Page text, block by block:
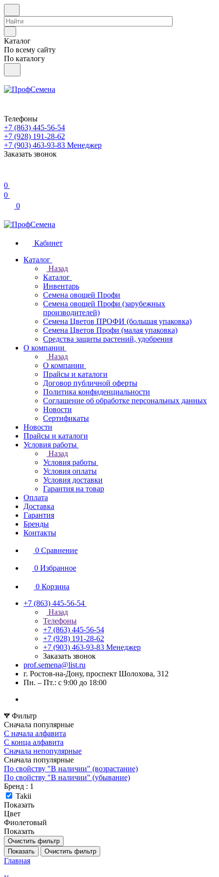
Каталог
По всему сайту
По каталогу
Телефоны
+7 (863) 445-56-54
+7 (928) 191-28-62
+7 (903) 463-93-83 Менеджер
Заказать звонок
0
0
0
Кабинет
Каталог
Назад
Каталог
Инвентарь
Семена овощей Профи
Семена овощей Профи (зарубежных
производителей)
Семена Цветов ПРОФИ (большая упаковка)
Семена Цветов Профи (малая упаковка)
Средства защиты растений, удобрения
О компании
Назад
О компании
Прайсы и каталоги
Договор публичной оферты
Политика конфиденциальности
Соглашение об обработке персональных данных
Новости
Сертификаты
Новости
Прайсы и каталоги
Условия работы
Назад
Условия работы
Условия оплаты
Условия доставки
Гарантия на товар
Оплата
Доставка
Гарантия
Бренды
Контакты
0 Сравнение
0 Избранное
0 Корзина
+7 (863) 445-56-54
Назад
Телефоны
+7 (863) 445-56-54
+7 (928) 191-28-62
+7 (903) 463-93-83 Менеджер
Заказать звонок
prof.semena@list.ru
г. Ростов-на-Дону, проспект Шолохова, 312
Пн. – Пт.: с 9:00 до 18:00
Фильтр
Сначала популярные
С начала алфавита
С конца алфавита
Сначала непопулярные
Сначала популярные
По свойству "В наличии" (возрастание)
По свойству "В наличии" (убывание)
Бренд : 1
Takii
Показать
Цвет
Фиолетовый
Показать
Очистить фильтр
Показать
Очистить фильтр
Главная